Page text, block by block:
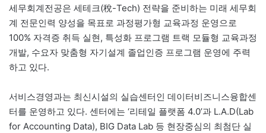
세무회계전공은 세테크(稅-Tech) 전략을 준비하는 미래 세무회
계 전문인력 양성을 목표로 과정평가형 교육과정 운영으로
100% 자격증 취득 실현, 특성화 프로그램 트랙 모듈형 교육과정
개발, 수요자 맞춤형 자기설계 졸업인증 프로그램 운영에 주력
하고 있다.
서비스경영과는 최신시설의 실습센터인 데이터비즈니스융합센
터를 운영하고 있다. 센터에는 ‘리테일 플랫폼 4.0’과 L.A.D(Lab
for Accounting Data), BIG Data Lab 등 현장중심의 최첨단 실